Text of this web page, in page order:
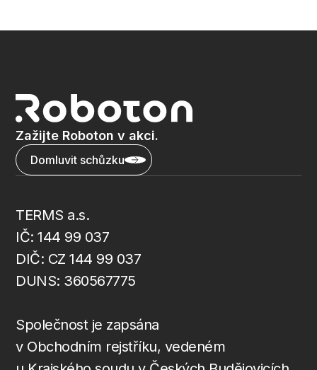
Zažijte Roboton v akci.
Domluvit schůzku
TERMS a.s.
IČ: 144 99 037
DIČ: CZ 144 99 037
DUNS: 360567775
Společnost je zapsána
v Obchodním rejstříku, vedeném